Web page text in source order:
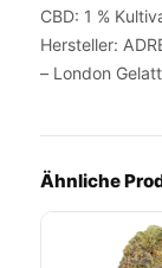
CBD: 1 %
Hersteller:
– London
Ähnliche